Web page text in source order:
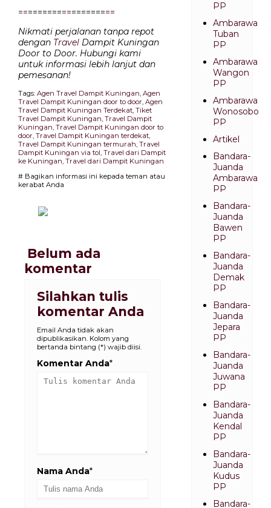
====================
Nikmati perjalanan tanpa repot
dengan Travel Dampit Kuningan
Door to Door. Hubungi kami
untuk informasi lebih lanjut dan
pemesanan!
Tags: Agen Travel Dampit Kuningan Agen
Travel Dampit Kuningan door to door Agen
Travel Dampit Kuningan Terdekat Tiket
Travel Dampit Kuningan Travel Dampit
Kuningan Travel Dampit Kuningan door to
door Travel Dampit Kuningan terdekat
Travel Dampit Kuningan termurah Travel
Dampit Kuningan via tol Travel dari Dampit
ke Kuningan Travel dari Dampit Kuningan
# Bagikan informasi ini kepada teman atau
kerabat Anda
Belum ada
komentar
Silahkan tulis
komentar Anda
Email Anda tidak akan
dipublikasikan. Kolom yang
bertanda bintang (*) wajib diisi.
Komentar Anda*
Nama Anda*
PP
Ambarawa
Tuban
PP
Ambarawa
Wangon
PP
Ambarawa
Wonosobo
PP
Artikel
Bandara-
Juanda
Ambarawa
PP
Bandara-
Juanda
Bawen
PP
Bandara-
Juanda
Demak
PP
Bandara-
Juanda
Jepara
PP
Bandara-
Juanda
Juwana
PP
Bandara-
Juanda
Kendal
PP
Bandara-
Juanda
Kudus
PP
Bandara-